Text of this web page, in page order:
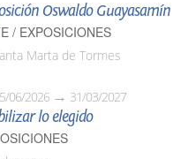
Oswaldo Guayasamín
/ EXPOSICIONES
Marta de Tormes
06/2026 31/03/2027
lo elegido